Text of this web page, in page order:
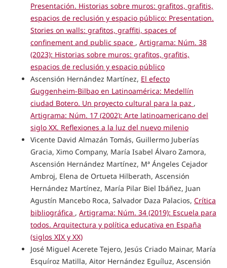
Presentación. Historias sobre muros: grafitos, grafitis,
espacios de reclusión y espacio público: Presentation.
Stories on walls: grafitos, graffiti, spaces of
confinement and public space , Artigrama: Núm. 38
(2023): Historias sobre muros: grafitos, grafitis,
espacios de reclusión y espacio público
Ascensión Hernández Martínez, El efecto
Guggenheim-Bilbao en Latinoamérica: Medellín
ciudad Botero. Un proyecto cultural para la paz ,
Artigrama: Núm. 17 (2002): Arte latinoamericano del
siglo XX. Reflexiones a la luz del nuevo milenio
Vicente David Almazán Tomás, Guillermo Juberías
Gracia, Ximo Company, María Isabel Álvaro Zamora,
Ascensión Hernández Martínez, Mª Ángeles Cejador
Ambroj, Elena de Ortueta Hilberath, Ascensión
Hernández Martínez, María Pilar Biel Ibáñez, Juan
Agustín Mancebo Roca, Salvador Daza Palacios, Crítica
bibliográfica , Artigrama: Núm. 34 (2019): Escuela para
todos. Arquitectura y política educativa en España
(siglos XIX y XX)
José Miguel Acerete Tejero, Jesús Criado Mainar, María
Esquíroz Matilla, Aitor Hernández Eguíluz, Ascensión